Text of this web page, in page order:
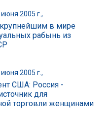
2005 г.,
крупнейшим в мире
рабынь из
2005 г.,
США: Россия -
для
торговли женщинами